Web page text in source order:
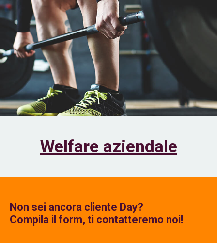
Welfare aziendale
Non sei ancora cliente Day?
Compila il form, ti contatteremo noi!